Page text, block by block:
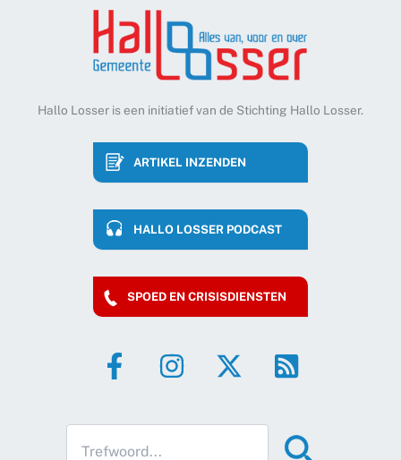
Hallo Losser is een initiatief van de Stichting Hallo Losser.
ARTIKEL INZENDEN
HALLO LOSSER PODCAST
SPOED EN CRISISDIENSTEN